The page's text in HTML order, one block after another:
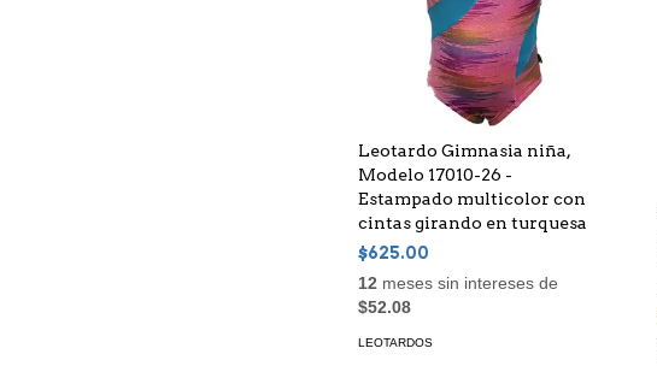
Leotardo Gimnasia niña,
Modelo 17010-26 -
Estampado multicolor con
cintas girando en turquesa
$625.00
12 meses sin intereses de
$52.08
LEOTARDOS